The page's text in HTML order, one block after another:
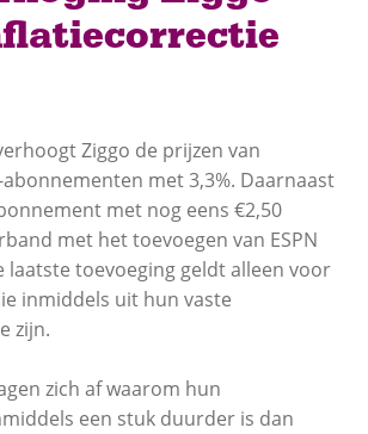
Ziggo de prijzen van
met 3,3%. Daarnaast
met nog eens €2,50
met het toevoegen van ESPN
laatste toevoeging geldt alleen voor
inmiddels uit hun vaste
zijn.
zich af waarom hun
een stuk duurder is dan